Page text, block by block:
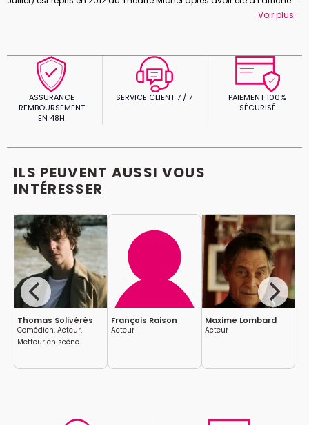
de la Comédie des Champs Elysée. Au cinéma, on a pu la voir dans
Voir plus
ASSURANCE
REMBOURSEMENT
EN 48H
SERVICE CLIENT 7 / 7
PAIEMENT 100%
SÉCURISÉ
ILS PEUVENT AUSSI VOUS
INTÉRESSER
Thomas Solivérès
Comédien, Acteur,
Metteur en scène
François Raison
Acteur
Maxime Lombard
Acteur